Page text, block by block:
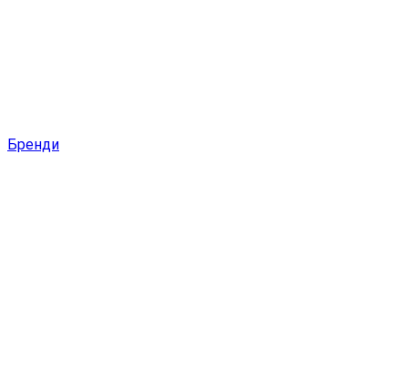
Бренди